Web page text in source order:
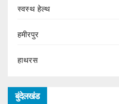
स्वस्थ हेल्थ
हमीरपुर
हाथरस
बुंदेलखंड